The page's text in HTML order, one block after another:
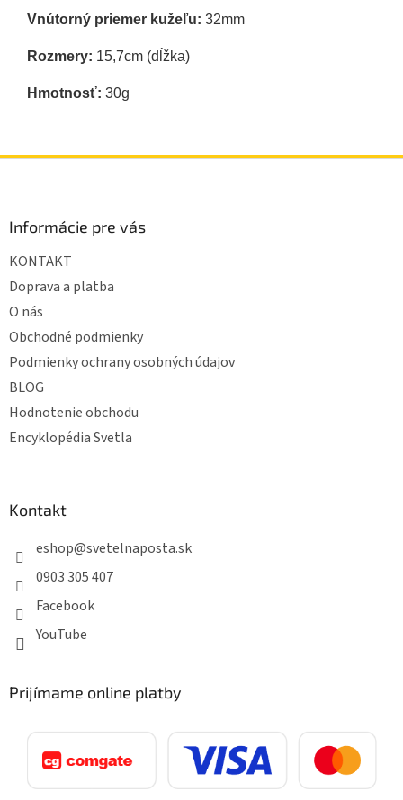
Vnútorný priemer kužeľu: 32mm
Rozmery: 15,7cm (dĺžka)
Hmotnosť: 30g
Informácie pre vás
KONTAKT
Doprava a platba
O nás
Obchodné podmienky
Podmienky ochrany osobných údajov
BLOG
Hodnotenie obchodu
Encyklopédia Svetla
Kontakt
eshop@svetelnaposta.sk
0903 305 407
Facebook
YouTube
Prijímame online platby